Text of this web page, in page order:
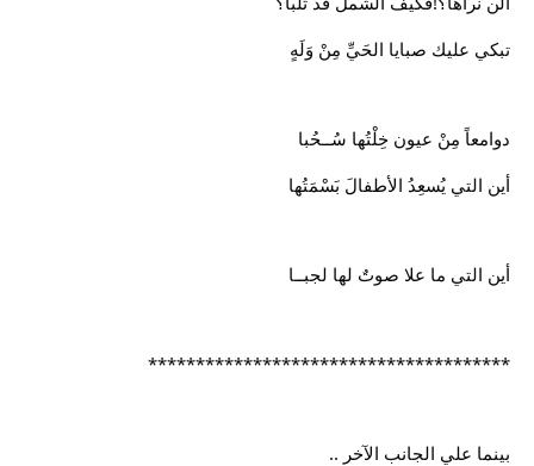
تبكي عليك صبايا الحَيِّ مِنْ وَلَهٍ
دوامعاً مِنْ عيون خِلْتُها سُــحُبا
أين التي يُسعِدُ الأطفالَ بَسْمَتُها
أين التي ما علا صوتٌ لها لجبــا
**************************************
بينما علي الجانب الآخر ..